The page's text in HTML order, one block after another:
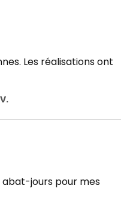
Les réalisations ont
abat-jours pour mes